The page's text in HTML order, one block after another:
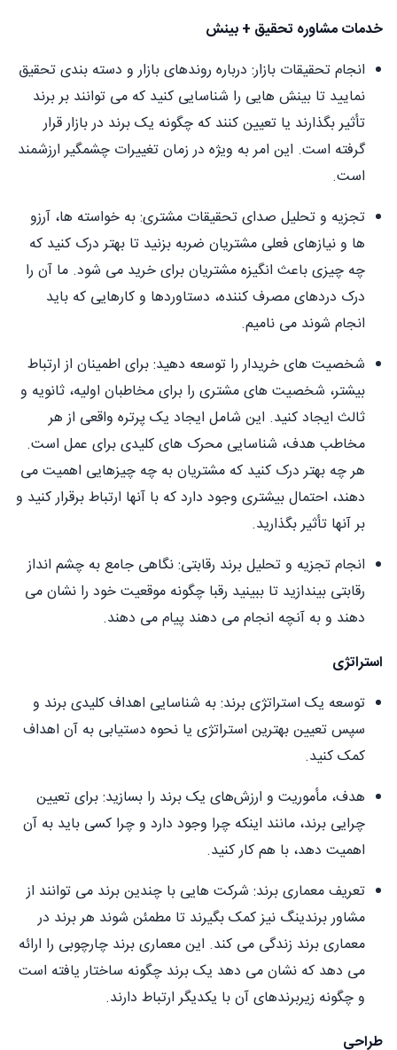
خدمات مشاوره تحقیق + بینش
انجام تحقیقات بازار: درباره روندهای بازار و دسته بندی تحقیق
نمایید تا بینش هایی را شناسایی کنید که می توانند بر برند
تأثیر بگذارند یا تعیین کنند که چگونه یک برند در بازار قرار
گرفته است. این امر به ویژه در زمان تغییرات چشمگیر ارزشمند
است.
تجزیه و تحلیل صدای تحقیقات مشتری: به خواسته ها، آرزو
ها و نیازهای فعلی مشتریان ضربه بزنید تا بهتر درک کنید که
چه چیزی باعث انگیزه مشتریان برای خرید می شود. ما آن را
درک دردهای مصرف کننده، دستاوردها و کارهایی که باید
انجام شوند می نامیم.
شخصیت های خریدار را توسعه دهید: برای اطمینان از ارتباط
بیشتر، شخصیت های مشتری را برای مخاطبان اولیه، ثانویه و
ثالث ایجاد کنید. این شامل ایجاد یک پرتره واقعی از هر
مخاطب هدف، شناسایی محرک های کلیدی برای عمل است.
هر چه بهتر درک کنید که مشتریان به چه چیزهایی اهمیت می
دهند، احتمال بیشتری وجود دارد که با آنها ارتباط برقرار کنید و
بر آنها تأثیر بگذارید.
انجام تجزیه و تحلیل برند رقابتی: نگاهی جامع به چشم انداز
رقابتی بیندازید تا ببینید رقبا چگونه موقعیت خود را نشان می
دهند و به آنچه انجام می دهند پیام می دهند.
استراتژی
توسعه یک استراتژی برند: به شناسایی اهداف کلیدی برند و
سپس تعیین بهترین استراتژی یا نحوه دستیابی به آن اهداف
کمک کنید.
هدف، مأموریت و ارزش‌های یک برند را بسازید: برای تعیین
چرایی برند، مانند اینکه چرا وجود دارد و چرا کسی باید به آن
اهمیت دهد، با هم کار کنید.
تعریف معماری برند: شرکت هایی با چندین برند می توانند از
مشاور برندینگ نیز کمک بگیرند تا مطمئن شوند هر برند در
معماری برند زندگی می کند. این معماری برند چارچوبی را ارائه
می دهد که نشان می دهد یک برند چگونه ساختار یافته است
و چگونه زیربرندهای آن با یکدیگر ارتباط دارند.
طراحی